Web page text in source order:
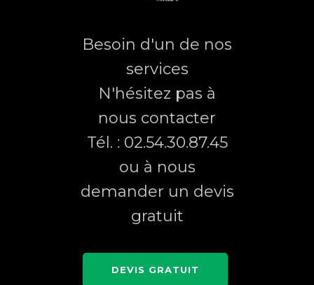
Besoin d'un de nos
services
N'hésitez pas à
nous contacter
Tél. : 02.54.30.87.45
ou à nous
demander un devis
gratuit
DEVIS GRATUIT